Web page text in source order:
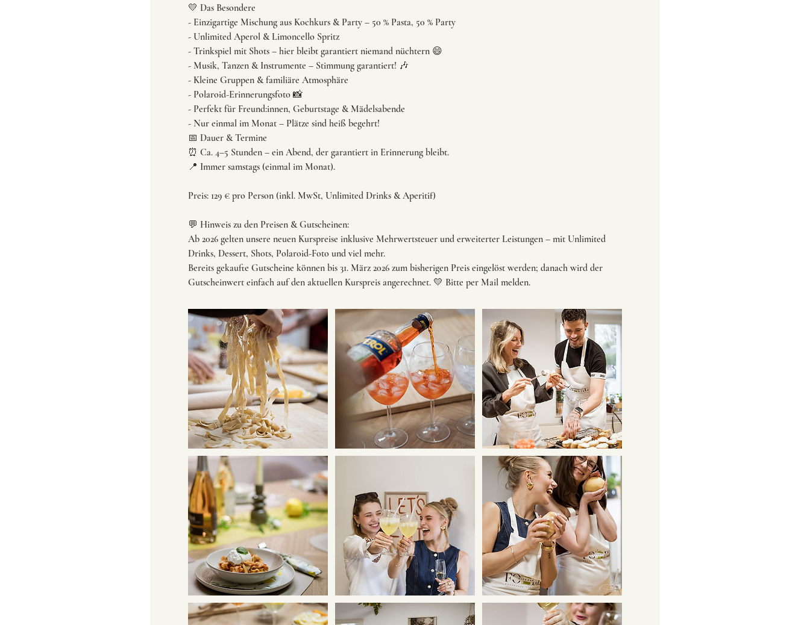
💛 Das Besondere
- Einzigartige Mischung aus Kochkurs & Party – 50 % Pasta, 50 % Party
- Unlimited Aperol & Limoncello Spritz
- Trinkspiel mit Shots – hier bleibt garantiert niemand nüchtern 😄
- Musik, Tanzen & Instrumente – Stimmung garantiert! 🎶
- Kleine Gruppen & familiäre Atmosphäre
- Polaroid-Erinnerungsfoto 📸
- Perfekt für Freund:innen, Geburtstage & Mädelsabende
- Nur einmal im Monat – Plätze sind heiß begehrt!
📅 Dauer & Termine
⏰ Ca. 4–5 Stunden – ein Abend, der garantiert in Erinnerung bleibt.
📍 Immer samstags (einmal im Monat).
Preis: 129 € pro Person (inkl. MwSt, Unlimited Drinks & Aperitif)
💬 Hinweis zu den Preisen & Gutscheinen:
Ab 2026 gelten unsere neuen Kurspreise inklusive Mehrwertsteuer und erweiterter Leistungen – mit Unlimited
Drinks, Dessert, Shots, Polaroid-Foto und viel mehr.
Bereits gekaufte Gutscheine können bis 31. März 2026 zum bisherigen Preis eingelöst werden; danach wird der
Gutscheinwert einfach auf den aktuellen Kurspreis angerechnet. 💛 Bitte per Mail melden.